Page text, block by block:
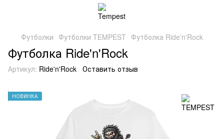
Футболки Футболки TEMPEST Футболка Ride'n'Rock
Футболка Ride'n'Rock
Артикул: Ride'n'Rock Оставить отзыв
НОВИНКА